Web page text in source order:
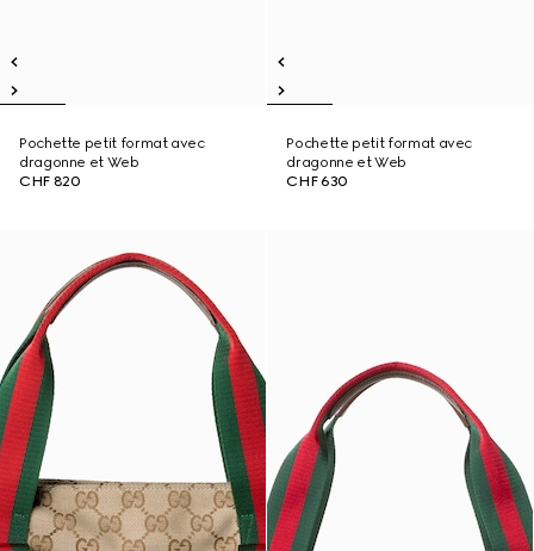
Pochette petit format avec
dragonne et Web
CHF 820
Pochette petit format avec
dragonne et Web
CHF 630